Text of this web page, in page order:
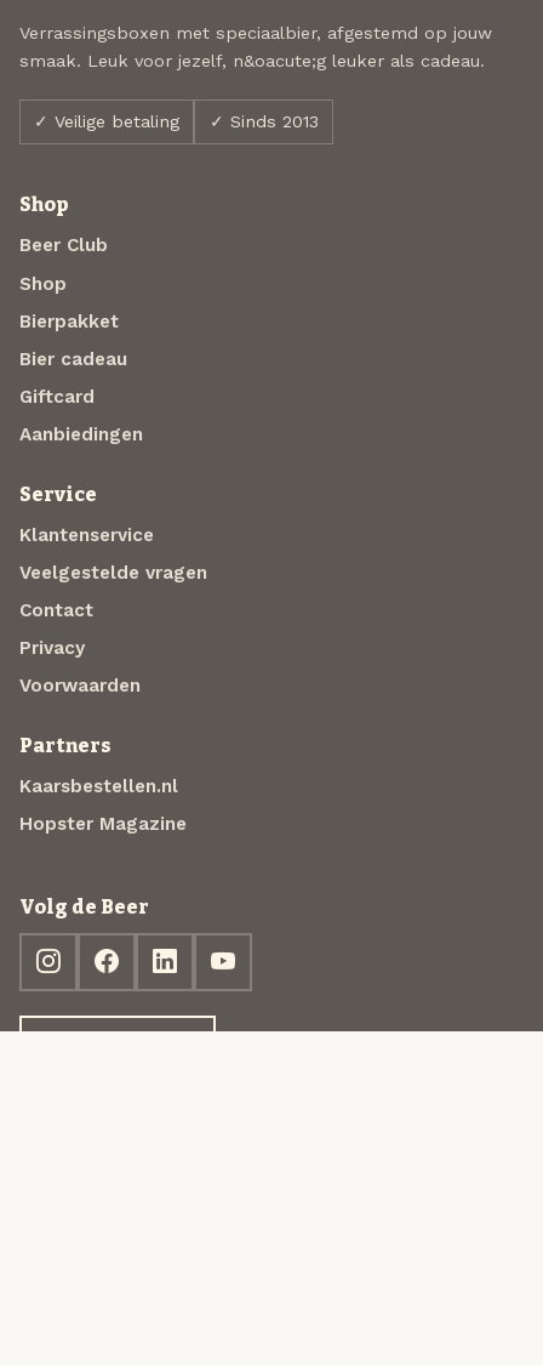
Verrassingsboxen met speciaalbier, afgestemd op jouw
smaak. Leuk voor jezelf, n&oacute;g leuker als cadeau.
✓ Veilige betaling ✓ Sinds 2013
Shop
Beer Club
Shop
Bierpakket
Bier cadeau
Giftcard
Aanbiedingen
Service
Klantenservice
Veelgestelde vragen
Contact
Privacy
Voorwaarden
Partners
Kaarsbestellen.nl
Hopster Magazine
Volg de Beer